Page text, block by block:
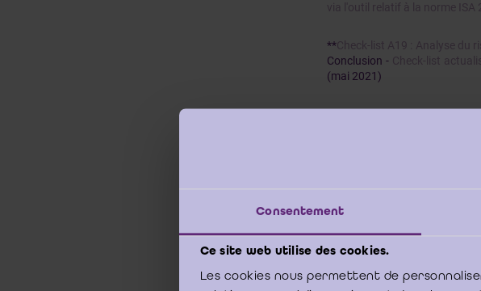
Consentement
Ce site web utilise des cookies.
Les cookies nous permettent de
via l'outil relatif à la norme
**Check-list A19 : Analyse du
Conclusion - Check-list
(mai 2021)
risques (questions 9 et 10),
**Check-list D2 : Rapport de
list actualisée via l’outil relatif